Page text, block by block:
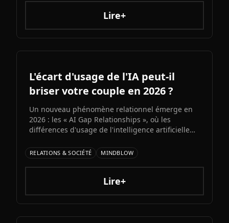
des relations unilatérales avec des machines.
Lire+
L'écart d'usage de l'IA peut-il
briser votre couple en 2026 ?
Un nouveau phénomène relationnel émerge en
2026 : les « AI Gap Relationships », où les
différences d'usage de l'intelligence artificielle
productivité, l'intimité et la compatibilité.
Décryptage d'une fracture numérique qui s'invite
dans la vie de couple.
RELATIONS & SOCIÉTÉ MINDBLOW
Lire+